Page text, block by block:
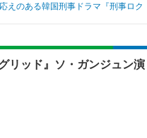
シ
エ
えのある韓国刑事ドラマ『刑事ロ
リッド』ソ・ガンジュン